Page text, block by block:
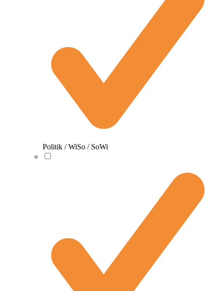
Politik / WiSo / SoWi